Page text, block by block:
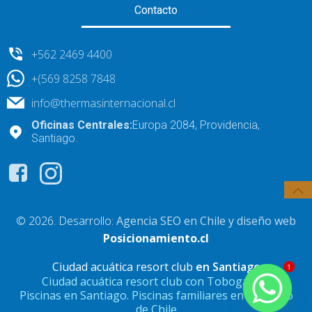
Contacto
+562 2469 4400
+(569 8258 7848
info@thermasinternacional.cl
Oficinas Centrales:Europa 2084, Providencia,
Santiago.
© 2026. Desarrollo: Agencia SEO en Chile y diseño web
Posicionamiento.cl
Ciudad acuática resort club en Santiago
Ciudad acuática resort club con Toboganes,
Piscinas en Santiago. Piscinas familiares en Santiago
1